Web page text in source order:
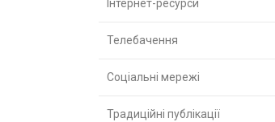
Інтернет-ресурси
Телебачення
Соціальні мережі
Традиційні публікації